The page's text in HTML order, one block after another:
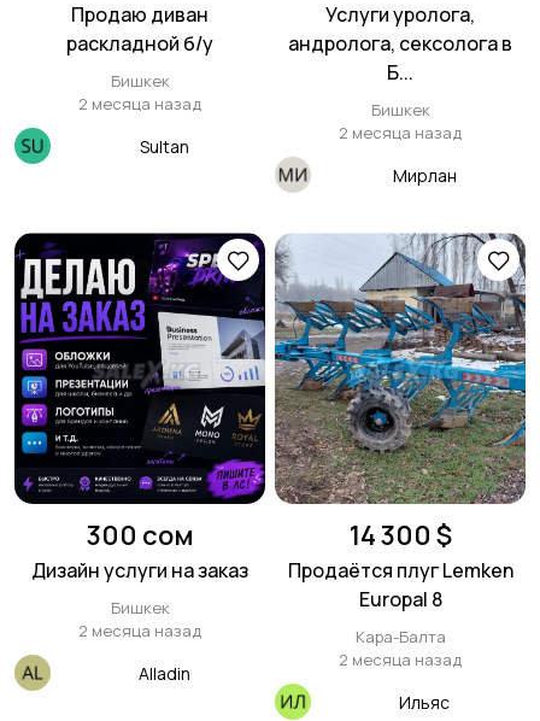
Продаю диван
раскладной б/у
Бишкек
2 месяца назад
Sultan
Услуги уролога,
андролога, сексолога в
Б...
Бишкек
2 месяца назад
Мирлан
300 сом
Дизайн услуги на заказ
Бишкек
2 месяца назад
Alladin
14 300 $
Продаётся плуг Lemken
Europal 8
Кара-Балта
2 месяца назад
Ильяс